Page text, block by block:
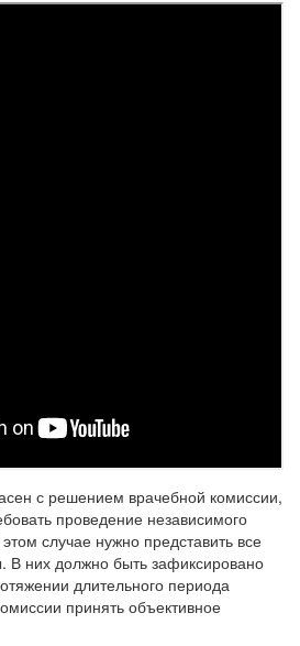
с решением врачебной комиссии,
проведение независимого
случае нужно представить все
В них должно быть зафиксировано
длительного периода
принять объективное